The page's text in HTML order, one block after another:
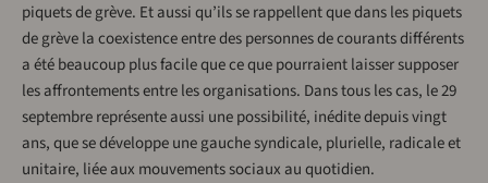
piquets de grève. Et aussi qu’ils se rappellent que dans les piquets
de grève la coexistence entre des personnes de courants différents
a été beaucoup plus facile que ce que pourraient laisser supposer
les affrontements entre les organisations. Dans tous les cas, le 29
septembre représente aussi une possibilité, inédite depuis vingt
ans, que se développe une gauche syndicale, plurielle, radicale et
unitaire, liée aux mouvements sociaux au quotidien.